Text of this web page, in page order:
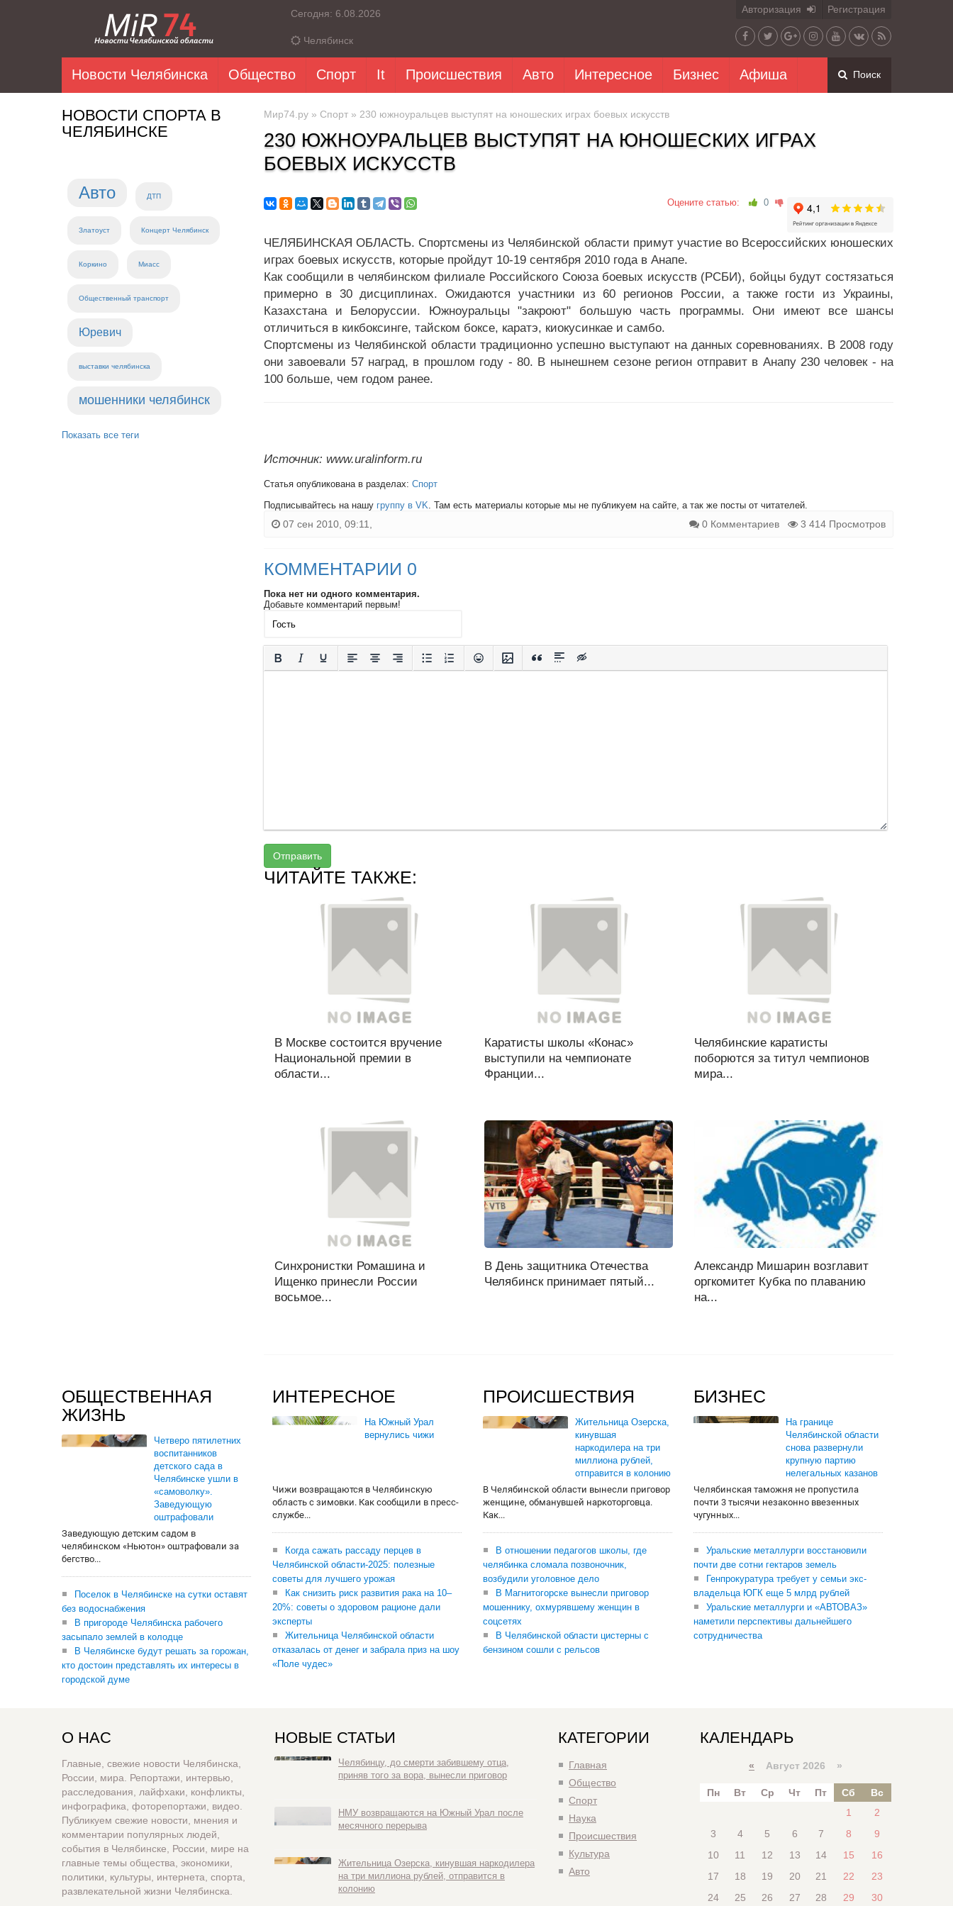
Сегодня: 6.08.2026
Челябинск
Авторизация Регистрация
Новости Челябинска Общество Спорт It Происшествия Авто Интересное Бизнес Афиша Поиск
НОВОСТИ СПОРТА В
ЧЕЛЯБИНСКЕ
Авто ДТП
Златоуст Концерт Челябинск
Коркино Миасс
Общественный транспорт
Юревич
выставки челябинска
мошенники челябинск
Показать все теги
Мир74.ру » Спорт » 230 южноуральцев выступят на юношеских играх боевых искусств
230 ЮЖНОУРАЛЬЦЕВ ВЫСТУПЯТ НА ЮНОШЕСКИХ ИГРАХ
БОЕВЫХ ИСКУССТВ
Оцените статью: 0
ЧЕЛЯБИНСКАЯ ОБЛАСТЬ. Спортсмены из Челябинской области примут участие во Всероссийских юношеских
играх боевых искусств, которые пройдут 10-19 сентября 2010 года в Анапе.
Как сообщили в челябинском филиале Российского Союза боевых искусств (РСБИ), бойцы будут состязаться
примерно в 30 дисциплинах. Ожидаются участники из 60 регионов России, а также гости из Украины,
Казахстана и Белоруссии. Южноуральцы "закроют" большую часть программы. Они имеют все шансы
отличиться в кикбоксинге, тайском боксе, каратэ, киокусинкае и самбо.
Спортсмены из Челябинской области традиционно успешно выступают на данных соревнованиях. В 2008 году
они завоевали 57 наград, в прошлом году - 80. В нынешнем сезоне регион отправит в Анапу 230 человек - на
100 больше, чем годом ранее.
Источник: www.uralinform.ru
Статья опубликована в разделах: Спорт
Подписывайтесь на нашу группу в VK. Там есть материалы которые мы не публикуем на сайте, а так же посты от читателей.
07 сен 2010, 09:11, 0 Комментариев 3 414 Просмотров
КОММЕНТАРИИ 0
Пока нет ни одного комментария.
Добавьте комментарий первым!
Отправить
ЧИТАЙТЕ ТАКЖЕ:
В Москве состоится вручение
Национальной премии в
области...
Каратисты школы «Конас»
выступили на чемпионате
Франции...
Челябинские каратисты
поборются за титул чемпионов
мира...
Синхронистки Ромашина и
Ищенко принесли России
восьмое...
В День защитника Отечества
Челябинск принимает пятый...
Александр Мишарин возглавит
оргкомитет Кубка по плаванию
на...
ОБЩЕСТВЕННАЯ
ЖИЗНЬ
Четверо пятилетних
воспитанников
детского сада в
Челябинске ушли в
«самоволку».
Заведующую
оштрафовали
Заведующую детским садом в
челябинском «Ньютон» оштрафовали за
бегство...
Поселок в Челябинске на сутки оставят
без водоснабжения
В пригороде Челябинска рабочего
засыпало землей в колодце
В Челябинске будут решать за горожан,
кто достоин представлять их интересы в
городской думе
ИНТЕРЕСНОЕ
На Южный Урал
вернулись чижи
Чижи возвращаются в Челябинскую
область с зимовки. Как сообщили в пресс-
службе...
Когда сажать рассаду перцев в
Челябинской области-2025: полезные
советы для лучшего урожая
Как снизить риск развития рака на 10–
20%: советы о здоровом рационе дали
эксперты
Жительница Челябинской области
отказалась от денег и забрала приз на шоу
«Поле чудес»
ПРОИСШЕСТВИЯ
Жительница Озерска,
кинувшая
наркодилера на три
миллиона рублей,
отправится в колонию
В Челябинской области вынесли приговор
женщине, обманувшей наркоторговца.
Как...
В отношении педагогов школы, где
челябинка сломала позвоночник,
возбудили уголовное дело
В Магнитогорске вынесли приговор
мошеннику, охмурявшему женщин в
соцсетях
В Челябинской области цистерны с
бензином сошли с рельсов
БИЗНЕС
На границе
Челябинской области
снова развернули
крупную партию
нелегальных казанов
Челябинская таможня не пропустила
почти 3 тысячи незаконно ввезенных
чугунных...
Уральские металлурги восстановили
почти две сотни гектаров земель
Генпрокуратура требует у семьи экс-
владельца ЮГК еще 5 млрд рублей
Уральские металлурги и «АВТОВАЗ»
наметили перспективы дальнейшего
сотрудничества
О НАС
Главные, свежие новости Челябинска,
России, мира. Репортажи, интервью,
расследования, лайфхаки, конфликты,
инфографика, фоторепортажи, видео.
Публикуем свежие новости, мнения и
комментарии популярных людей,
события в Челябинске, России, мире на
главные темы общества, экономики,
политики, культуры, интернета, спорта,
развлекательной жизни Челябинска.
НОВЫЕ СТАТЬИ
Челябинцу, до смерти забившему отца,
приняв того за вора, вынесли приговор
НМУ возвращаются на Южный Урал после
месячного перерыва
Жительница Озерска, кинувшая наркодилера
на три миллиона рублей, отправится в
колонию
КАТЕГОРИИ
Главная
Общество
Спорт
Наука
Происшествия
Культура
Авто
КАЛЕНДАРЬ
« Август 2026 »
Пн Вт Ср Чт Пт Сб
Вс
1
2
3
4 5 6 7 8
9
10
11 12 13 14 15
16
17
18 19 20 21 22
23
24
25 26 27 28 29 30